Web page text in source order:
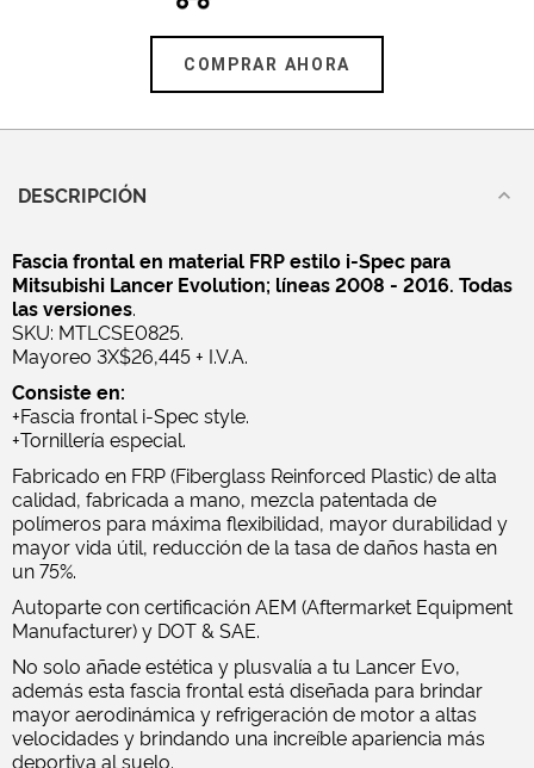
COMPRAR AHORA
DESCRIPCIÓN
Fascia frontal en material FRP estilo i-Spec para
Mitsubishi Lancer Evolution; líneas 2008 - 2016. Todas
las versiones.
SKU: MTLCSE0825.
Mayoreo 3X$26,445 + I.V.A.
Consiste en:
+Fascia frontal i-Spec style.
+Tornillería especial.
Fabricado en FRP (Fiberglass Reinforced Plastic) de alta
calidad, fabricada a mano, mezcla patentada de
polímeros para máxima flexibilidad, mayor durabilidad y
mayor vida útil, reducción de la tasa de daños hasta en
un 75%.
Autoparte con certificación AEM (Aftermarket Equipment
Manufacturer) y DOT & SAE.
No solo añade estética y plusvalía a tu Lancer Evo,
además esta fascia frontal está diseñada para brindar
mayor aerodinámica y refrigeración de motor a altas
velocidades y brindando una increíble apariencia más
deportiva al suelo.